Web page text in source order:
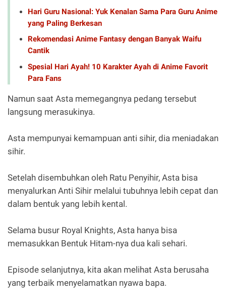
Hari Guru Nasional: Yuk Kenalan Sama Para Guru Anime
yang Paling Berkesan
Rekomendasi Anime Fantasy dengan Banyak Waifu
Cantik
Spesial Hari Ayah! 10 Karakter Ayah di Anime Favorit
Para Fans
Namun saat Asta memegangnya pedang tersebut
langsung merasukinya.
Asta mempunyai kemampuan anti sihir, dia meniadakan
sihir.
Setelah disembuhkan oleh Ratu Penyihir, Asta bisa
menyalurkan Anti Sihir melalui tubuhnya lebih cepat dan
dalam bentuk yang lebih kental.
Selama busur Royal Knights, Asta hanya bisa
memasukkan Bentuk Hitam-nya dua kali sehari.
Episode selanjutnya, kita akan melihat Asta berusaha
yang terbaik menyelamatkan nyawa bapa.